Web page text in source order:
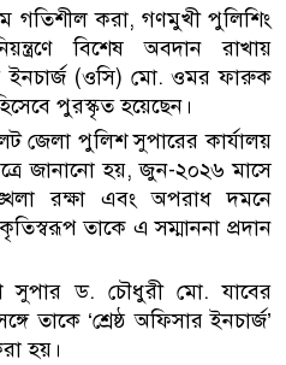
গতিশীল করা, গণমুখী পুলিশিং
বিশেষ অবদান রাখায়
ইনচার্জ (ওসি) মো. ওমর ফারুক
পুরস্কৃত হয়েছেন।
জেলা পুলিশ সুপারের কার্যালয়
জানানো হয়, জুন-২০২৬ মাসে
রক্ষা এবং অপরাধ দমনে
তাকে এ সম্মাননা প্রদান
সুপার ড. চৌধুরী মো. যাবের
তাকে ‘শ্রেষ্ঠ অফিসার ইনচার্জ’
হয়।